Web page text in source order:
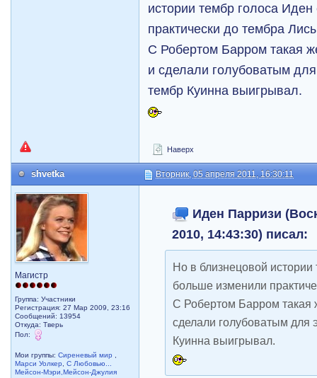
истории тембр голоса
практически до тембра
С Робертом Барром такая
и сделали голубоватым
тембр Куинна выигрывал.
Наверх
shvetka Вторник, 05 апреля 2011, 16:30:11
Магистр
Группа: Участники
Регистрация: 27 Мар 2009, 23:16
Сообщений: 13954
Откуда: Тверь
Пол:
Мои группы:Сиреневый мир
Марси Уолкер
,С Любовью...
Мейсон-Мэри,Мейсон-Джулия
Иден Парризи
2010, 14:43:30) писал:
Но в близнецовой
больше изменили
С Робертом Барром такая
сделали голубоватым для
Куинна выигрывал.